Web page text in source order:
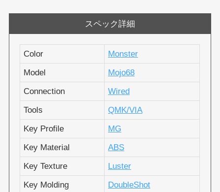
スペック詳細
Color
Monster
Model
Mojo68
Connection
Wired
Tools
QMK/VIA
Key Profile
MG
Key Material
ABS
Key Texture
Luster
Key Molding
DoubleShot